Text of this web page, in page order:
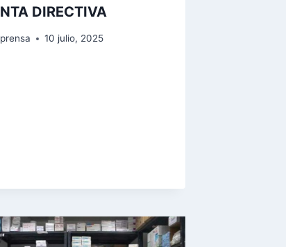
DIRECTIVA
prensa 10 julio, 2025